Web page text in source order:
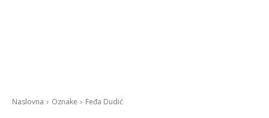
Naslovna Oznake Feđa Dudić